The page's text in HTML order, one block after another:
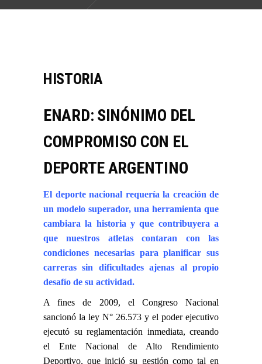
HISTORIA
ENARD: SINÓNIMO DEL
COMPROMISO CON EL
DEPORTE ARGENTINO
El deporte nacional requería la creación de
un modelo superador, una herramienta que
cambiara la historia y que contribuyera a
que nuestros atletas contaran con las
condiciones necesarias para planificar sus
carreras sin dificultades ajenas al propio
desafío de su actividad.
A fines de 2009, el Congreso Nacional
sancionó la ley N° 26.573 y el poder ejecutivo
ejecutó su reglamentación inmediata, creando
el Ente Nacional de Alto Rendimiento
Deportivo, que inició su gestión como tal en